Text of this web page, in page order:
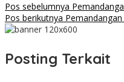
Pos sebelumnya
Pos berikutnya
Posting Terkait